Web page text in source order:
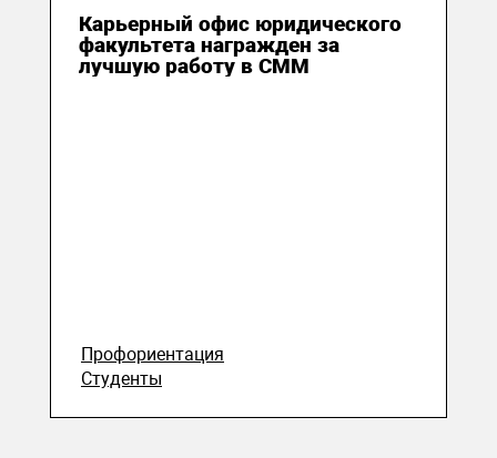
Карьерный офис юридического
факультета награжден за
лучшую работу в СММ
Профориентация
Студенты